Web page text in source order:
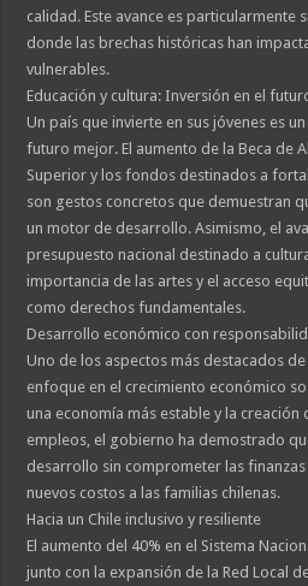
calidad. Este avance es particularmente
donde las brechas históricas han
vulnerables.
Educación y cultura: Inversión en el
Un país que invierte en sus jóvenes es
futuro mejor. El aumento de la Beca de
Superior y los fondos destinados a
son gestos concretos que demuestran
un motor de desarrollo. Asimismo, el
presupuesto nacional destinado a
importancia de las artes y el acceso
como derechos fundamentales.
Desarrollo económico con
Uno de los aspectos más destacados
enfoque en el crecimiento económico
una economía más estable y la
empleos, el gobierno ha demostrado
desarrollo sin comprometer las
nuevos costos a las familias chilenas.
Hacia un Chile inclusivo y resiliente
El aumento del 40% en el Sistema
junto con la expansión de la Red Local